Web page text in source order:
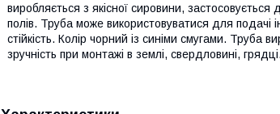
виробляється з якісної сировини,
полів. Труба може використовуватися для подачі
стійкість. Колір чорний із синіми смугами. Труба
зручність при монтажі в землі, свердловині,